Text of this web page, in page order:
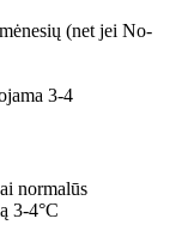
(net jei No-
3-4
normalūs
3-4°C